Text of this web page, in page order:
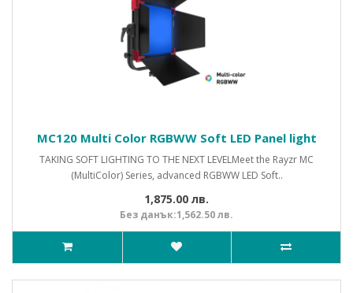
MC120 Multi Color RGBWW Soft LED Panel light
TAKING SOFT LIGHTING TO THE NEXT LEVELMeet the Rayzr MC
(MultiColor) Series, advanced RGBWW LED Soft..
1,875.00 лв.
Без данък:1,562.50 лв.